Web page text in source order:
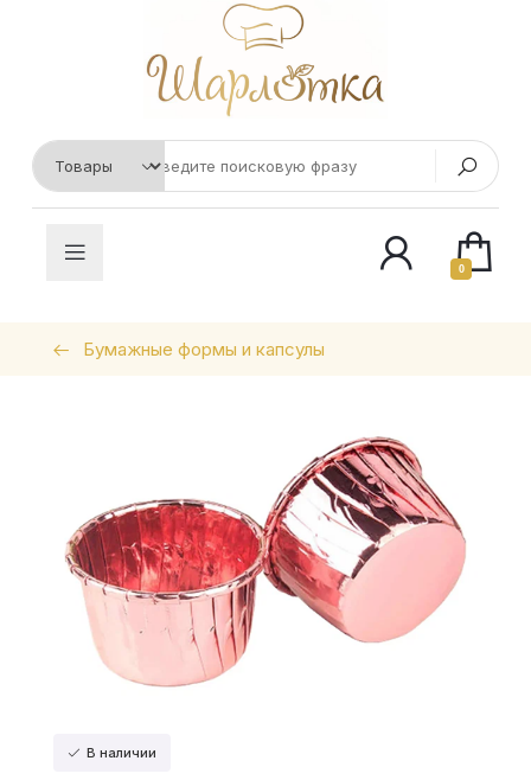
0
Бумажные формы и капсулы
В наличии